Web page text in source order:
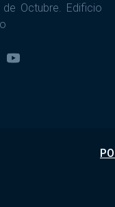
Octubre. Edificio